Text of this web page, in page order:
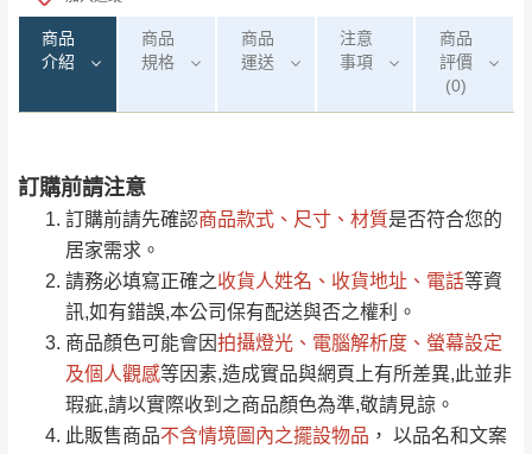
商品
介紹
商品
規格
商品
運送
注意
事項
商品
評價
(0)
訂購前請注意
訂購前請先確認商品款式、尺寸、材質是否符合您的
居家需求。
請務必填寫正確之收貨人姓名、收貨地址、電話等資
訊,如有錯誤,本公司保有配送與否之權利。
商品顏色可能會因拍攝燈光、電腦解析度、螢幕設定
及個人觀感等因素,造成實品與網頁上有所差異,此並非
瑕疵,請以實際收到之商品顏色為準,敬請見諒。
此販售商品不含情境圖內之擺設物品 ， 以品名和文案
運 費 說 明
運送地區 運送費用
偏遠地區
（請先線上詢問 LINE
→@dershin ）
桃園 復興鄉
注意事項：
由於品項繁多，網頁無法及時更新，如有需
要購買商品，請於出發前來電或到「官方
Line客服」來信確認商品是否有「現貨」與
「金額」。
若商品價格或庫存有異常，商家有權取消訂
單。部分網路商品恕無法更改原設計或客製，敬請
見諒！
0/5 (0)筆
全部 依評論高至低排列
依評論低至高排列 只顯示附上圖片
只顯示附上評論